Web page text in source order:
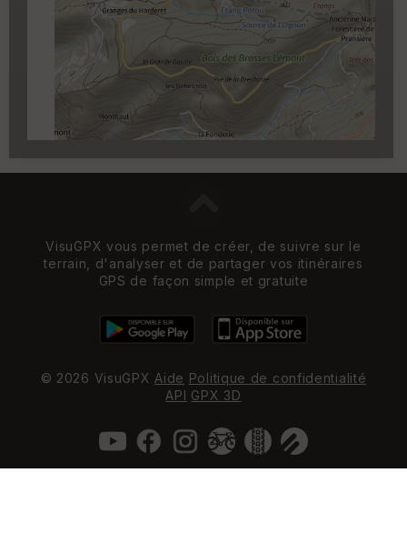
Carroyage UTM
(1km à partir du niveau de
zoom 14)
VisuGPX vous permet de créer, de suivre sur le
terrain, d'analyser et de partager vos itinéraires
GPS de façon simple et gratuite
© 2026 VisuGPX Aide Politique de confidentialité
API GPX 3D